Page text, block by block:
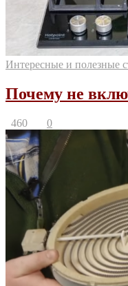
Интересные и полезные
Почему не
460 0